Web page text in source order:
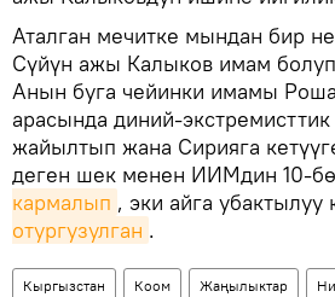
Аталган мечитке мындан бир
Сүйүн ажы Калыков имам
Анын буга чейинки имамы
арасында диний-
жайылтып жана Сирияга
деген шек менен ИИМдин 10-
кармалып , эки айга убактылуу
отургузулган .
Кыргызстан Коом Жаңылыктар